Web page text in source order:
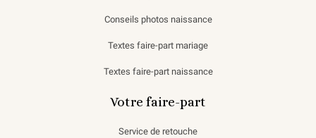
Conseils photos naissance
Textes faire-part mariage
Textes faire-part naissance
Votre faire-part
Service de retouche